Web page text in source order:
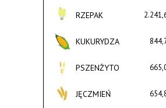
RZEPAK
KUKURYDZA
PSZENŻYTO
JĘCZMIEŃ